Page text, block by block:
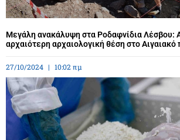
Μεγάλη ανακάλυψη στα Ροδαφνίδια Λέσβου:
αρχαιότερη αρχαιολογική θέση στο Αιγαιακό
27/10/2024 10:02 πμ